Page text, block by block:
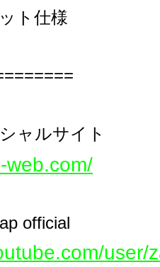
ト仕様
ャルサイト
web.com/
official
user/